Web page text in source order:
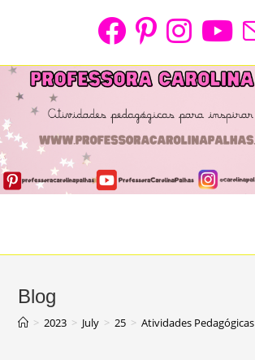
Blog
> 2023 > July > 25 > Atividades Pedagógicas